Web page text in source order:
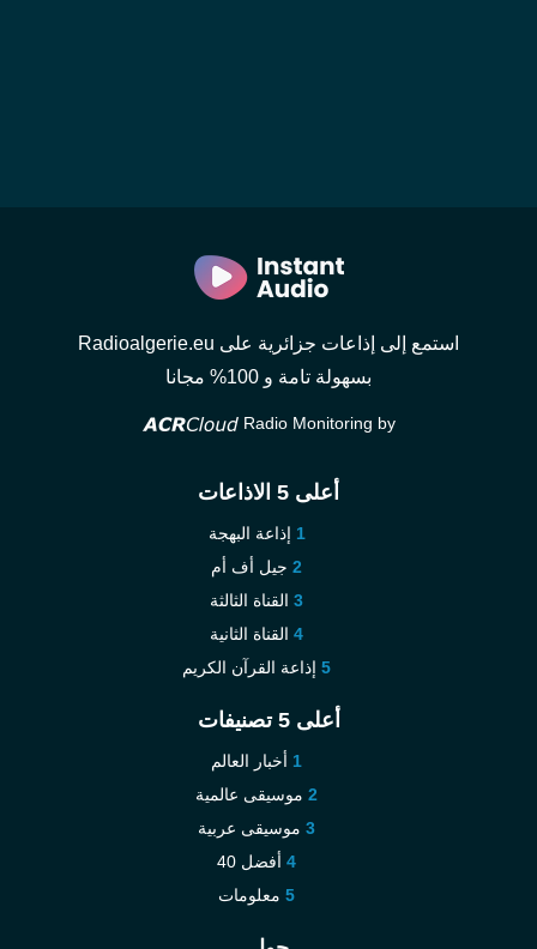
استمع إلى إذاعات جزائرية على Radioalgerie.eu
بسهولة تامة و 100% مجانا
Radio Monitoring by
أعلى 5 الاذاعات
إذاعة البهجة
جيل أف أم
القناة الثالثة
القناة الثانية
إذاعة القرآن الكريم
أعلى 5 تصنيفات
أخبار العالم
موسيقى عالمية
موسيقى عربية
أفضل 40
معلومات